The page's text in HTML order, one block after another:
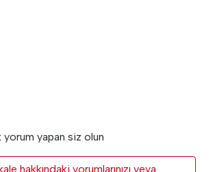
yorum yapan siz olun
hakkındaki yorumlarınızı veya